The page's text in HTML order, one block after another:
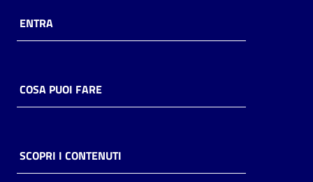
ENTRA
COSA PUOI FARE
SCOPRI I CONTENUTI